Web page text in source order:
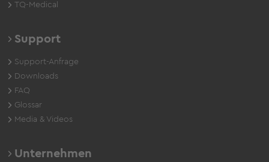
TQ-Medical
Support
Support-Anfrage
Downloads
FAQ
Glossar
Media & Videos
Unternehmen